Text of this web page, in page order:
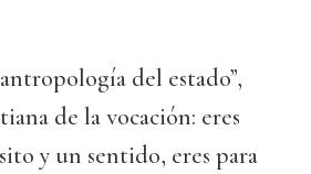
del estado”,
de la vocación: eres
y un sentido, eres para